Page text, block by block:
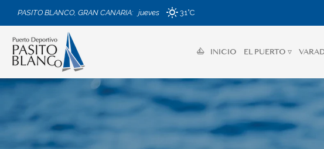
PASITO BLANCO, GRAN CANARIA: jueves 31°C
INICIO EL PUERTO ▿